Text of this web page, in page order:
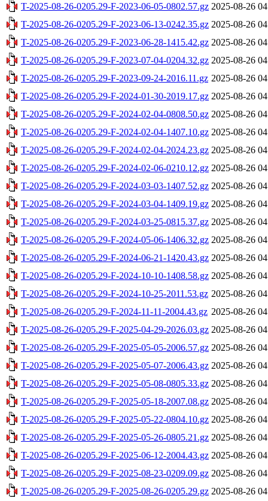
T-2025-08-26-0205.29-F-2023-06-05-0802.57.gz 2025-08-26
T-2025-08-26-0205.29-F-2023-06-13-0242.35.gz 2025-08-26
T-2025-08-26-0205.29-F-2023-06-28-1415.42.gz 2025-08-26
T-2025-08-26-0205.29-F-2023-07-04-0204.32.gz 2025-08-26
T-2025-08-26-0205.29-F-2023-09-24-2016.11.gz 2025-08-26
T-2025-08-26-0205.29-F-2024-01-30-2019.17.gz 2025-08-26
T-2025-08-26-0205.29-F-2024-02-04-0808.50.gz 2025-08-26
T-2025-08-26-0205.29-F-2024-02-04-1407.10.gz 2025-08-26
T-2025-08-26-0205.29-F-2024-02-04-2024.23.gz 2025-08-26
T-2025-08-26-0205.29-F-2024-02-06-0210.12.gz 2025-08-26
T-2025-08-26-0205.29-F-2024-03-03-1407.52.gz 2025-08-26
T-2025-08-26-0205.29-F-2024-03-04-1409.19.gz 2025-08-26
T-2025-08-26-0205.29-F-2024-03-25-0815.37.gz 2025-08-26
T-2025-08-26-0205.29-F-2024-05-06-1406.32.gz 2025-08-26
T-2025-08-26-0205.29-F-2024-06-21-1420.43.gz 2025-08-26
T-2025-08-26-0205.29-F-2024-10-10-1408.58.gz 2025-08-26
T-2025-08-26-0205.29-F-2024-10-25-2011.53.gz 2025-08-26
T-2025-08-26-0205.29-F-2024-11-11-2004.43.gz 2025-08-26
T-2025-08-26-0205.29-F-2025-04-29-2026.03.gz 2025-08-26
T-2025-08-26-0205.29-F-2025-05-05-2006.57.gz 2025-08-26
T-2025-08-26-0205.29-F-2025-05-07-2006.43.gz 2025-08-26
T-2025-08-26-0205.29-F-2025-05-08-0805.33.gz 2025-08-26
T-2025-08-26-0205.29-F-2025-05-18-2007.08.gz 2025-08-26
T-2025-08-26-0205.29-F-2025-05-22-0804.10.gz 2025-08-26
T-2025-08-26-0205.29-F-2025-05-26-0805.21.gz 2025-08-26
T-2025-08-26-0205.29-F-2025-06-12-2004.43.gz 2025-08-26
T-2025-08-26-0205.29-F-2025-08-23-0209.09.gz 2025-08-26
T-2025-08-26-0205.29-F-2025-08-26-0205.29.gz 2025-08-26